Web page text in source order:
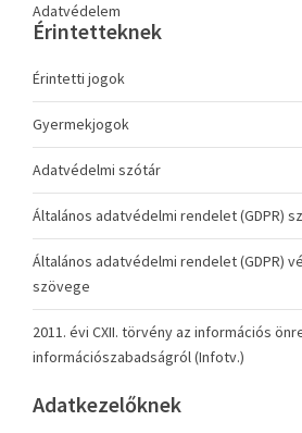
Adatvédelem
Érintetteknek
Érintetti jogok
Gyermekjogok
Adatvédelmi szótár
Általános adatvédelmi rendelet (GDPR)
Általános adatvédelmi rendelet (GDPR)
szövege
2011. évi CXII. törvény az információs
információszabadságról (Infotv.)
Adatkezelőknek